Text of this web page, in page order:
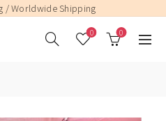
/ Worldwide Shipping
0 0